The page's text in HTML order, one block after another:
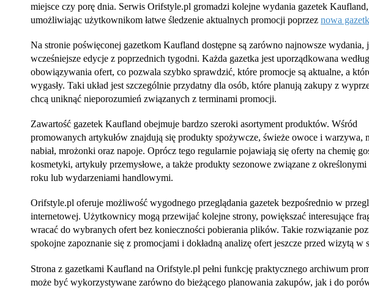
miejsce czy porę dnia. Serwis Orifstyle.pl gromadzi kolejne wydania gazetek Kaufland,
umożliwiając użytkownikom łatwe śledzenie aktualnych promocji poprzez nowa
Na stronie poświęconej gazetkom Kaufland dostępne są zarówno najnowsze wydania,
wcześniejsze edycje z poprzednich tygodni. Każda gazetka jest uporządkowana
obowiązywania ofert, co pozwala szybko sprawdzić, które promocje są aktualne, a
wygasły. Taki układ jest szczególnie przydatny dla osób, które planują zakupy z
chcą uniknąć nieporozumień związanych z terminami promocji.
Zawartość gazetek Kaufland obejmuje bardzo szeroki asortyment produktów. Wśród
promowanych artykułów znajdują się produkty spożywcze, świeże owoce i warzywa,
nabiał, mrożonki oraz napoje. Oprócz tego regularnie pojawiają się oferty na chemię
kosmetyki, artykuły przemysłowe, a także produkty sezonowe związane z określonymi
roku lub wydarzeniami handlowymi.
Orifstyle.pl oferuje możliwość wygodnego przeglądania gazetek bezpośrednio w
internetowej. Użytkownicy mogą przewijać kolejne strony, powiększać interesujące
wracać do wybranych ofert bez konieczności pobierania plików. Takie rozwiązanie
spokojne zapoznanie się z promocjami i dokładną analizę ofert jeszcze przed wizytą w
Strona z gazetkami Kaufland na Orifstyle.pl pełni funkcję praktycznego archiwum
może być wykorzystywane zarówno do bieżącego planowania zakupów, jak i do